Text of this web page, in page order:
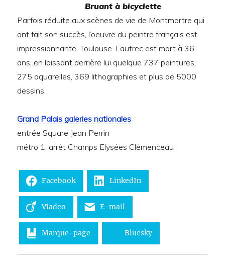
Bruant à bicyclette
Parfois réduite aux scènes de vie de Montmartre qui
ont fait son succès, l’oeuvre du peintre français est
impressionnante. Toulouse-Lautrec est mort à 36
ans, en laissant derrière lui quelque 737 peintures,
275 aquarelles, 369 lithographies et plus de 5000
dessins.
Grand Palais galeries nationales
entrée Square Jean Perrin
métro 1, arrêt Champs Elysées Clémenceau
Facebook LinkedIn
Viadeo E-mail
Marque-page Bluesky